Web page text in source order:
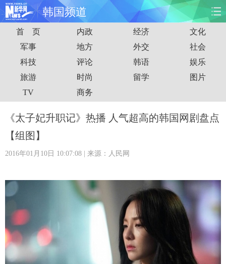
韩国频道
首页 时政 国际 财经
娱乐 体育 人事 教育
时尚 思客
港澳 台湾 华人 汽车
科技
健康 信息化 数据
军事 无人机
富媒体 新华广播
首 页 内政 经济
文化
军事
地方 外交
社会
科技
评论 韩语
娱乐
旅游
时尚 留学
图片
TV
商务
《太子妃升职记》热播 人气超高的韩国网剧盘点
【组图】
2016年01月10日 10:07:08 | 来源：人民网